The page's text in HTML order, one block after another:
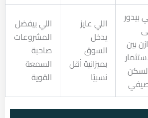
بيدور
بين
اللي عايز
يدخل
السوق
بميزانية أقل
نسبيًا
اللي بيفضل
المشروعات
صاحبة
السمعة
القوية